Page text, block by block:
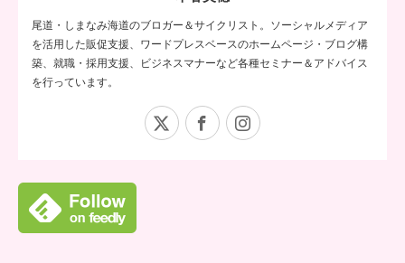
尾道・しまなみ海道のブロガー＆サイクリスト。ソーシャルメディア
を活用した販促支援、ワードプレスベースのホームページ・ブログ構
築、就職・採用支援、ビジネスマナーなど各種セミナー＆アドバイス
を行っています。
Facebook